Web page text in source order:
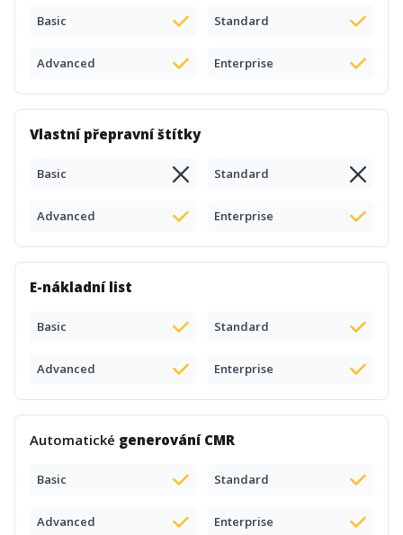
Basic Standard
Advanced Enterprise
Vlastní přepravní štítky
Basic Standard
Advanced Enterprise
E-nákladní list
Basic Standard
Advanced Enterprise
Automatické generování CMR
Basic Standard
Advanced Enterprise